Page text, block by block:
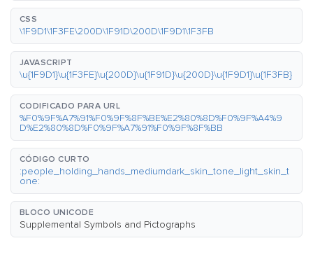
CSS
\1F9D1\1F3FE\200D\1F91D\200D\1F9D1\1F3FB
JAVASCRIPT
\u{1F9D1}\u{1F3FE}\u{200D}\u{1F91D}\u{200D}\u{1F9D1}\u{1F3FB}
CODIFICADO PARA URL
%F0%9F%A7%91%F0%9F%8F%BE%E2%80%8D%F0%9F%A4%9
D%E2%80%8D%F0%9F%A7%91%F0%9F%8F%BB
CÓDIGO CURTO
:people_holding_hands_mediumdark_skin_tone_light_skin_t
one:
BLOCO UNICODE
Supplemental Symbols and Pictographs